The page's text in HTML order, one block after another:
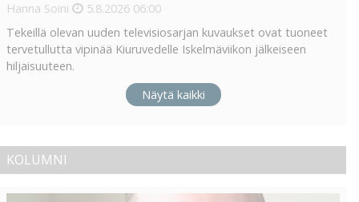
Hanna Soini 5.8.2026 06:00
Tekeillä olevan uuden televisiosarjan kuvaukset ovat tuoneet
tervetullutta vipinää Kiuruvedelle Iskelmäviikon jälkeiseen
hiljaisuuteen.
Näytä kaikki
KOLUMNI